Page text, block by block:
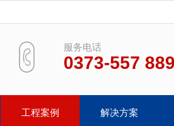
服务电话
0373-557
工程案例 解决方案